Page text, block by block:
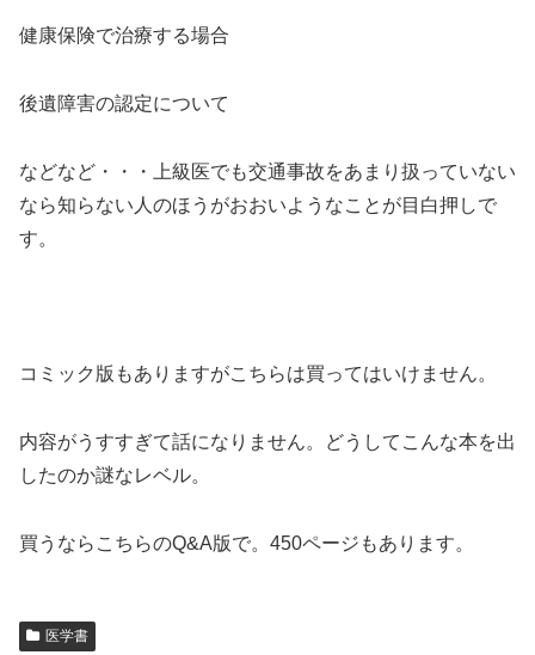
健康保険で治療する場合
後遺障害の認定について
などなど・・・上級医でも交通事故をあまり扱っていない
なら知らない人のほうがおおいようなことが目白押しで
す。
コミック版もありますがこちらは買ってはいけません。
内容がうすすぎて話になりません。どうしてこんな本を出
したのか謎なレベル。
買うならこちらのQ&A版で。450ページもあります。
医学書